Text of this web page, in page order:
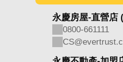
永慶房屋-直營店
0800-661111